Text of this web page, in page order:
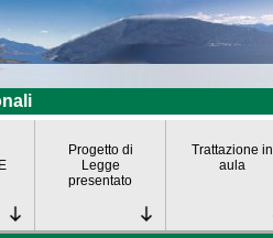
Progetto di
Legge
presentato
Trattazione in
aula